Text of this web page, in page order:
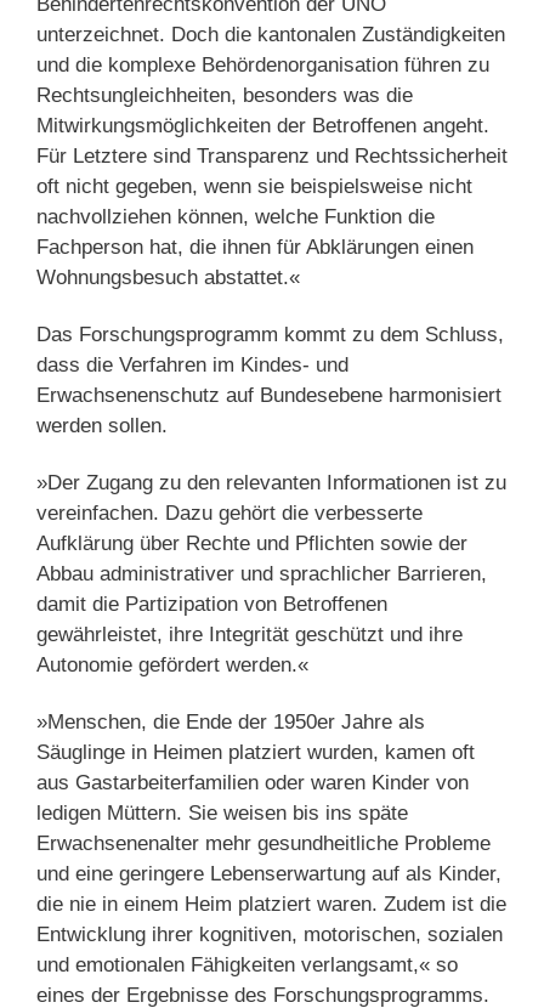
unterzeichnet. Doch die kantonalen Zuständigkeiten
und die komplexe Behördenorganisation führen zu
Rechtsungleichheiten, besonders was die
Mitwirkungsmöglichkeiten der Betroffenen angeht.
Für Letztere sind Transparenz und Rechtssicherheit
oft nicht gegeben, wenn sie beispielsweise nicht
nachvollziehen können, welche Funktion die
Fachperson hat, die ihnen für Abklärungen einen
Wohnungsbesuch abstattet.«
Das Forschungsprogramm kommt zu dem Schluss,
dass die Verfahren im Kindes- und
Erwachsenenschutz auf Bundesebene harmonisiert
werden sollen.
»Der Zugang zu den relevanten Informationen ist zu
vereinfachen. Dazu gehört die verbesserte
Aufklärung über Rechte und Pflichten sowie der
Abbau administrativer und sprachlicher Barrieren,
damit die Partizipation von Betroffenen
gewährleistet, ihre Integrität geschützt und ihre
Autonomie gefördert werden.«
»Menschen, die Ende der 1950er Jahre als
Säuglinge in Heimen platziert wurden, kamen oft
aus Gastarbeiterfamilien oder waren Kinder von
ledigen Müttern. Sie weisen bis ins späte
Erwachsenenalter mehr gesundheitliche Probleme
und eine geringere Lebenserwartung auf als Kinder,
die nie in einem Heim platziert waren. Zudem ist die
Entwicklung ihrer kognitiven, motorischen, sozialen
und emotionalen Fähigkeiten verlangsamt,« so
eines der Ergebnisse des Forschungsprogramms.